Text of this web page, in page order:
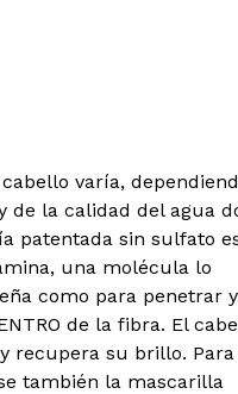
varía,
de la calidad del agua
patentada sin sulfato
una molécula lo
como para penetrar y
de la fibra. El
recupera su brillo.
también la mascarilla